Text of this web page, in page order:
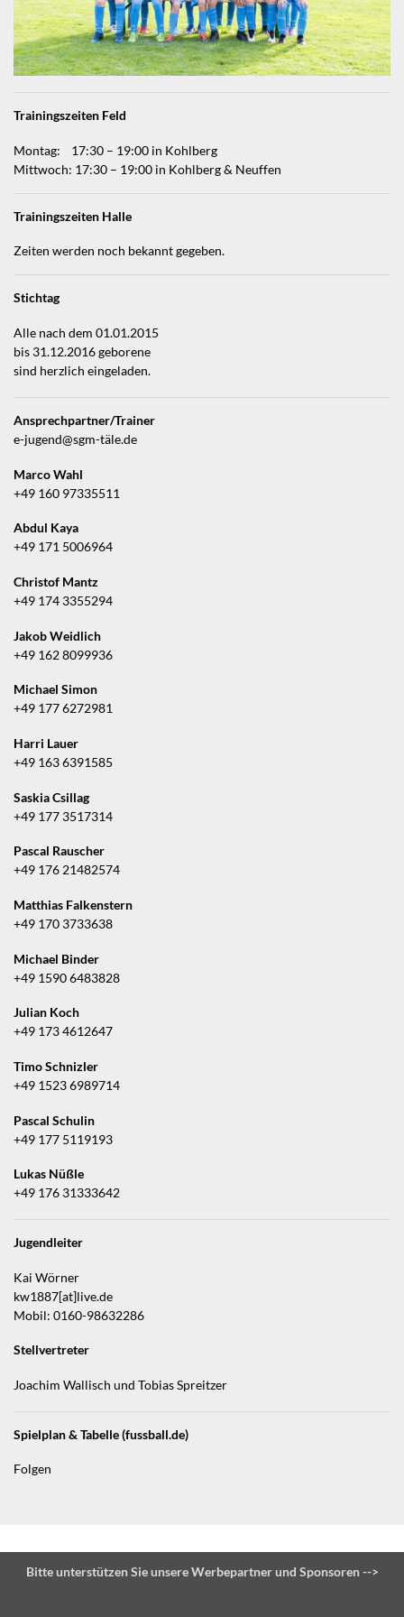
Trainingszeiten Feld
Montag: 17:30 – 19:00 in Kohlberg
Mittwoch: 17:30 – 19:00 in Kohlberg & Neuffen
Trainingszeiten Halle
Zeiten werden noch bekannt gegeben.
Stichtag
Alle nach dem 01.01.2015
bis 31.12.2016 geborene
sind herzlich eingeladen.
Ansprechpartner/Trainer
e-jugend@sgm-täle.de
Marco Wahl
+49 160 97335511
Abdul Kaya
+49 171 5006964
Christof Mantz
+49 174 3355294
Jakob Weidlich
+49 162 8099936
Michael Simon
+49 177 6272981
Harri Lauer
+49 163 6391585
Saskia Csillag
+49 177 3517314
Pascal Rauscher
+49 176 21482574
Matthias Falkenstern
+49 170 3733638
Michael Binder
+49 1590 6483828
Julian Koch
+49 173 4612647
Timo Schnizler
+49 1523 6989714
Pascal Schulin
+49 177 5119193
Lukas Nüßle
+49 176 31333642
Jugendleiter
Kai Wörner
kw1887[at]live.de
Mobil: 0160-98632286
Stellvertreter
Joachim Wallisch und Tobias Spreitzer
Spielplan & Tabelle (fussball.de)
Folgen
Bitte unterstützen Sie unsere Werbepartner und Sponsoren -->